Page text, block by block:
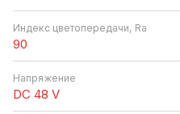
Индекс цветопередачи, Ra
90
Напряжение
DC 48 V